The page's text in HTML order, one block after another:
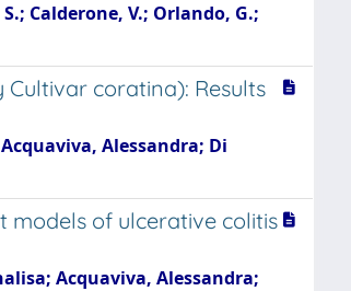
Calderone, V.; Orlando, G.;
coratina): Results
Alessandra; Di
models of ulcerative colitis
Acquaviva, Alessandra;